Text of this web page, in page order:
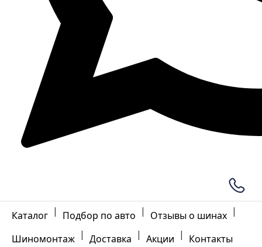
Каталог | Подбор по авто | Отзывы о шинах |
Шиномонтаж | Доставка | Акции | Контакты